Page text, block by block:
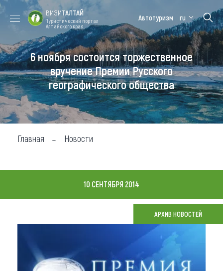
Форум VISIT
ALTAI
Цветение
маральника
Медицинский
форум
Алтайская
зимовка
Туры
Где побывать
Чем заняться
Карта
О регионе
ВИЗИТАЛТАЙ
Туристический портал
Алтайского края
Автотуризм ru
6 ноября состоится торжественное
вручение Премии Русского
географического общества
Главная Новости
10 СЕНТЯБРЯ 2014
АРХИВ НОВОСТЕЙ